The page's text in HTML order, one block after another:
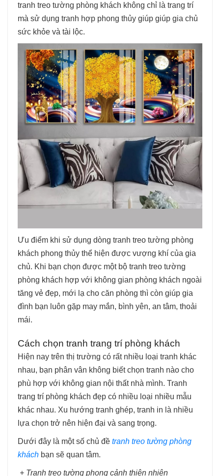
tranh treo tường phòng khách không chỉ là trang trí
mà sử dụng tranh hợp phong thủy giúp giúp gia chủ
sức khỏe và tài lộc.
Ưu điểm khi sử dụng dòng tranh treo tường phòng
khách phong thủy thể hiện được vượng khí của gia
chủ. Khi bạn chọn được một bộ tranh treo tường
phòng khách hợp với không gian phòng khách ngoài
tăng vẻ đẹp, mới lạ cho căn phòng thì còn giúp gia
đình bạn luôn gặp may mắn, bình yên, an tâm, thoải
mái.
Cách chọn tranh trang trí phòng khách
Hiện nay trên thị trường có rất nhiều loại tranh khác
nhau, bạn phân vân không biết chọn tranh nào cho
phù hợp với không gian nội thất nhà mình. Tranh
trang trí phòng khách đẹp có nhiều loại nhiều mẫu
khác nhau. Xu hướng tranh ghép, tranh in là nhiều
lựa chọn trở nên hiện đại và sang trọng.
Dưới đây là một số chủ đề tranh treo tường phòng
khách bạn sẽ quan tâm.
+ Tranh treo tường phong cảnh thiên nhiên